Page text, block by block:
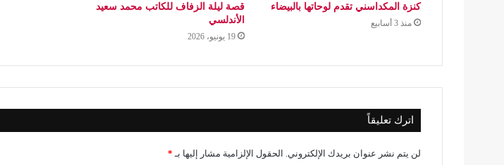
كنزة المكداسني تقدم لوحاتها بالبيضاء
منذ 3 أسابيع
قصة ليلة الزفاف للكاتب محمد سعيد
الأندلسي
19 يونيو، 2026
اترك تعليقاً
لن يتم نشر عنوان بريدك الإلكتروني. الحقول الإلزامية مشار إليها بـ *